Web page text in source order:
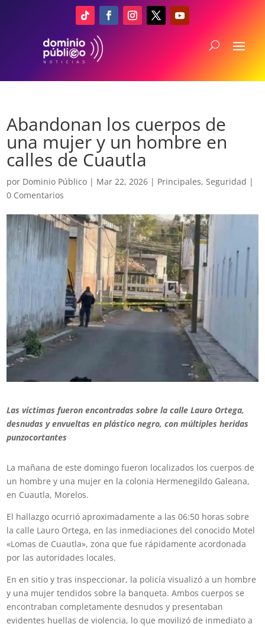
Abandonan los cuerpos de
una mujer y un hombre en
calles de Cuautla
por Dominio Público | Mar 22, 2026 | Principales,Seguridad |
0 Comentarios
Las víctimas fueron encontradas sobre la calle Lauro Ortega,
desnudas y envueltas en plástico negro, con múltiples heridas
punzocortantes
La mañana de este domingo fueron localizados loscuerpos de
un hombre y una mujer en la colonia Hermenegildo Galeana,
en Cuautla, Morelos.
El hallazgo ocurrió aproximadamente a las 06:50 horas sobre
la calle Lauro Ortega, en las inmediaciones del conocido Motel
«Lomas de Cuautla», zona que fue rápidamente acordonada
por las autoridades locales.
En en sitio y tras inspeccionar, la policía visualizó a un hombre
y una mujer tendidos sobre la banqueta. Ambos cuerpos se
encontraban completamente desnudos y presentaban
evidentes huellas de violencia, lo que movilizó de inmediato a